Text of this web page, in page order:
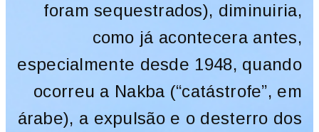
foram sequestrados), diminuiria,
como já acontecera antes,
especialmente desde 1948, quando
ocorreu a Nakba (“catástrofe”, em
árabe), a expulsão e o desterro dos